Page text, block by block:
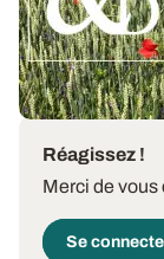
09 DÉC. 2025
Réagissez !
Merci de
Se